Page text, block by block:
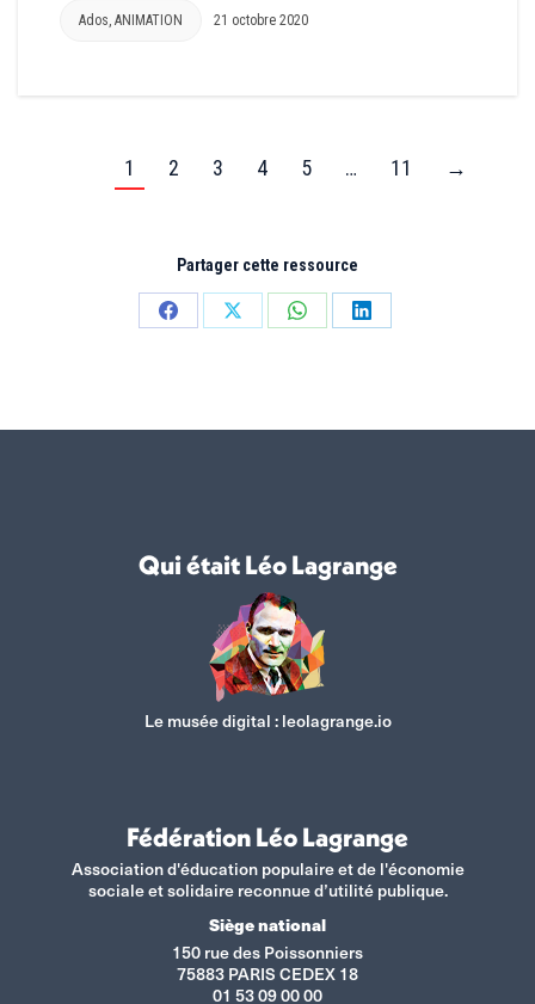
Ados, ANIMATION 21 octobre 2020
1 2 3 4 5 … 11 →
Partager cette ressource
PartagerPartagerPartagerPartager
Qui était Léo Lagrange
Le musée digital : leolagrange.io
Fédération Léo Lagrange
Association d'éducation populaire et de l'économie
sociale et solidaire reconnue d’utilité publique.
Siège national
150 rue des Poissonniers
75883 PARIS CEDEX 18
01 53 09 00 00